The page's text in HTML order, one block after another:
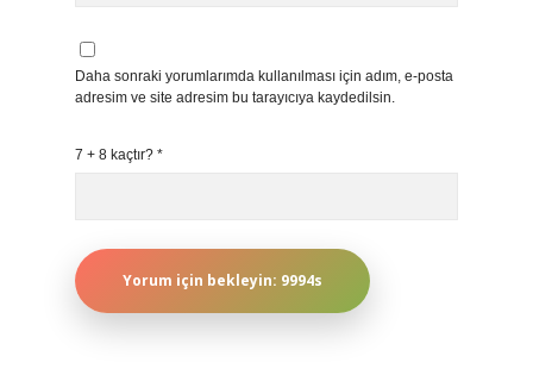
Daha sonraki yorumlarımda kullanılması için adım, e-posta
adresim ve site adresim bu tarayıcıya kaydedilsin.
7 + 8 kaçtır? *